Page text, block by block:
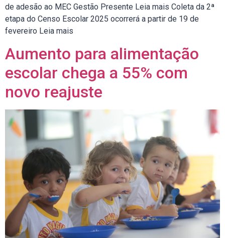
de adesão ao MEC Gestão Presente Leia mais Coleta da 2ª
etapa do Censo Escolar 2025 ocorrerá a partir de 19 de
fevereiro Leia mais
Aumento para alimentação
escolar chega a 55% com
novo reajuste